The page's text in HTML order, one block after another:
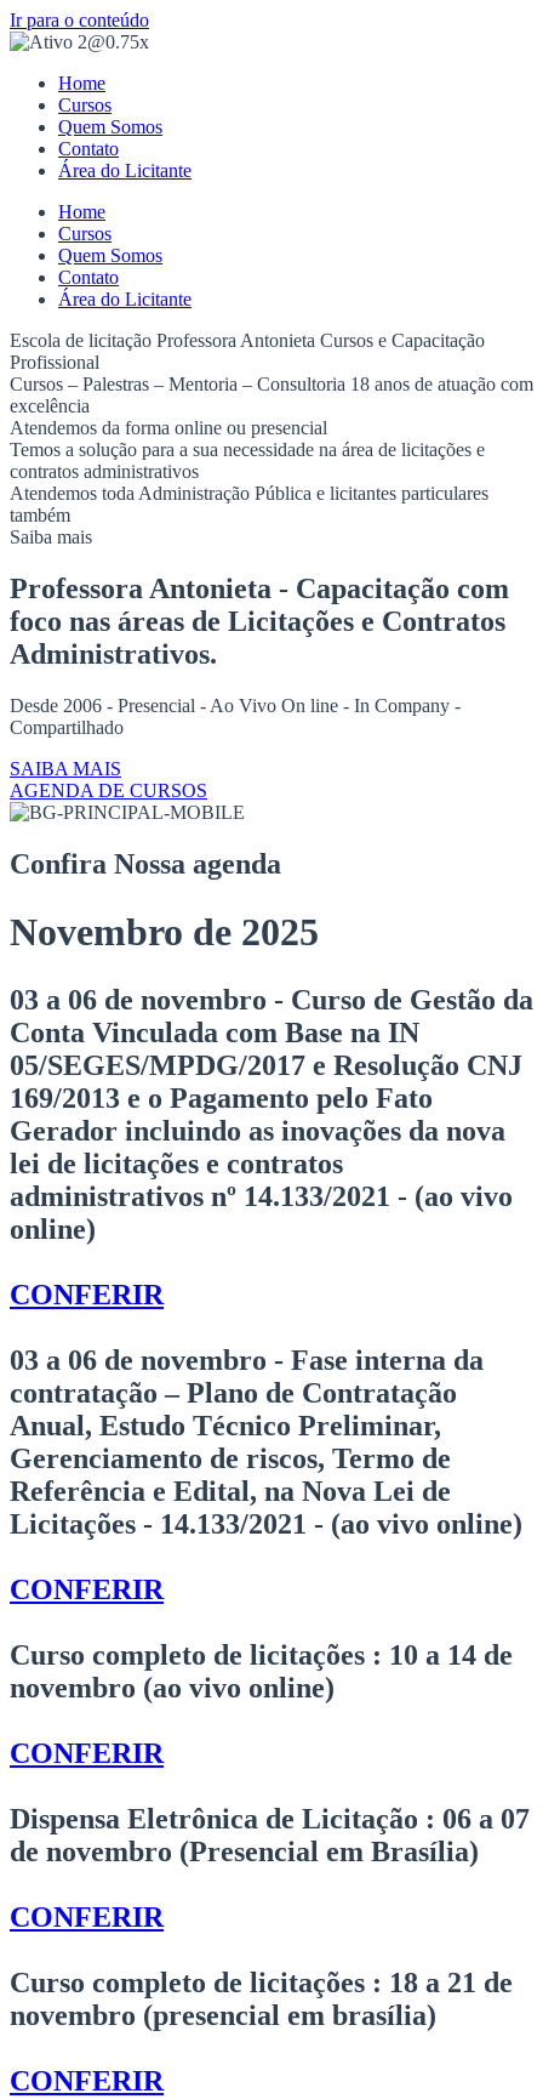
Ir para o conteúdo
Home
Cursos
Quem Somos
Contato
Área do Licitante
Home
Cursos
Quem Somos
Contato
Área do Licitante
Escola de licitação Professora Antonieta Cursos e Capacitação
Profissional
Cursos – Palestras – Mentoria – Consultoria 18 anos de atuação com
excelência
Atendemos da forma online ou presencial
Temos a solução para a sua necessidade na área de licitações e
contratos administrativos
Atendemos toda Administração Pública e licitantes particulares
também
Saiba mais
Professora Antonieta - Capacitação com
foco nas áreas de Licitações e Contratos
Administrativos.
Desde 2006 - Presencial - Ao Vivo On line - In Company -
Compartilhado
SAIBA MAIS
AGENDA DE CURSOS
Confira Nossa agenda
Novembro de 2025
03 a 06 de novembro - Curso de Gestão da
Conta Vinculada com Base na IN
05/SEGES/MPDG/2017 e Resolução CNJ
169/2013 e o Pagamento pelo Fato
Gerador incluindo as inovações da nova
lei de licitações e contratos
administrativos nº 14.133/2021 - (ao vivo
online)
CONFERIR
03 a 06 de novembro - Fase interna da
contratação – Plano de Contratação
Anual, Estudo Técnico Preliminar,
Gerenciamento de riscos, Termo de
Referência e Edital, na Nova Lei de
Licitações - 14.133/2021 - (ao vivo online)
CONFERIR
Curso completo de licitações : 10 a 14 de
novembro (ao vivo online)
CONFERIR
Dispensa Eletrônica de Licitação : 06 a 07
de novembro (Presencial em Brasília)
CONFERIR
Curso completo de licitações : 18 a 21 de
novembro (presencial em brasília)
CONFERIR